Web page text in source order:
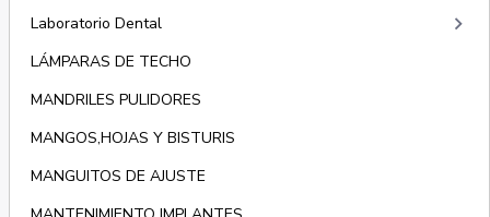
Laboratorio Dental keyboard_arrow_right
LÁMPARAS DE TECHO
MANDRILES PULIDORES
MANGOS,HOJAS Y BISTURIS
MANGUITOS DE AJUSTE